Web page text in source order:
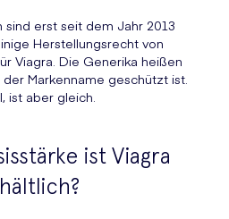
erst seit dem Jahr 2013
Herstellungsrecht von
Viagra. Die Generika heißen
Markenname geschützt ist.
ist aber gleich.
ist Viagra